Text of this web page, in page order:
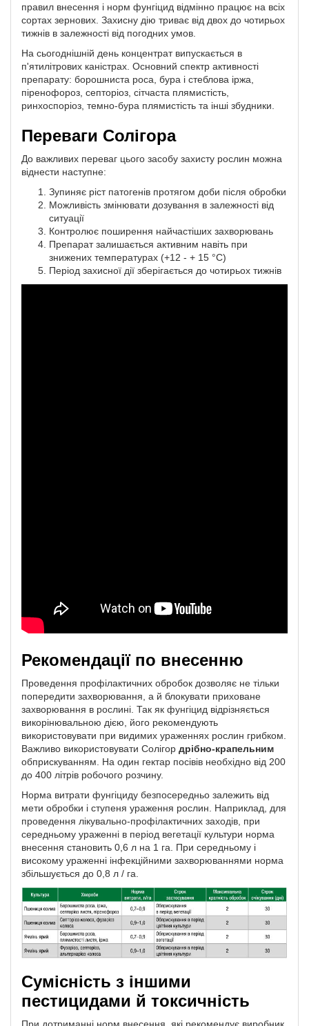
правил внесення і норм фунгіцид відмінно працює на всіх
сортах зернових. Захисну дію триває від двох до чотирьох
тижнів в залежності від погодних умов.
На сьогоднішній день концентрат випускається в
п'ятилітрових каністрах. Основний спектр активності
препарату: борошниста роса, бура і стеблова іржа,
піренофороз, септоріоз, сітчаста плямистість,
ринхоспоріоз, темно-бура плямистість та інші збудники.
Переваги Солігора
До важливих переваг цього засобу захисту рослин можна
віднести наступне:
Зупиняє ріст патогенів протягом доби після обробки
Можливість змінювати дозування в залежності від
ситуації
Контролює поширення найчастіших захворювань
Препарат залишається активним навіть при
знижених температурах (+12 - + 15 °С)
Період захисної дії зберігається до чотирьох тижнів
Рекомендації по внесенню
Проведення профілактичних обробок дозволяє не тільки
попередити захворювання, а й блокувати приховане
захворювання в рослині. Так як фунгіцид відрізняється
викорінювальною дією, його рекомендують
використовувати при видимих ​​ураженнях рослин грибком.
Важливо використовувати Солігор дрібно-крапельним
обприскуванням. На один гектар посівів необхідно від 200
до 400 літрів робочого розчину.
Норма витрати фунгіциду безпосередньо залежить від
мети обробки і ступеня ураження рослин. Наприклад, для
проведення лікувально-профілактичних заходів, при
середньому ураженні в період вегетації культури норма
внесення становить 0,6 л на 1 га. При середньому і
високому ураженні інфекційними захворюваннями норма
збільшується до 0,8 л / га.
Сумісність з іншими
пестицидами й токсичність
При дотриманні норм внесення, які рекомендує виробник,